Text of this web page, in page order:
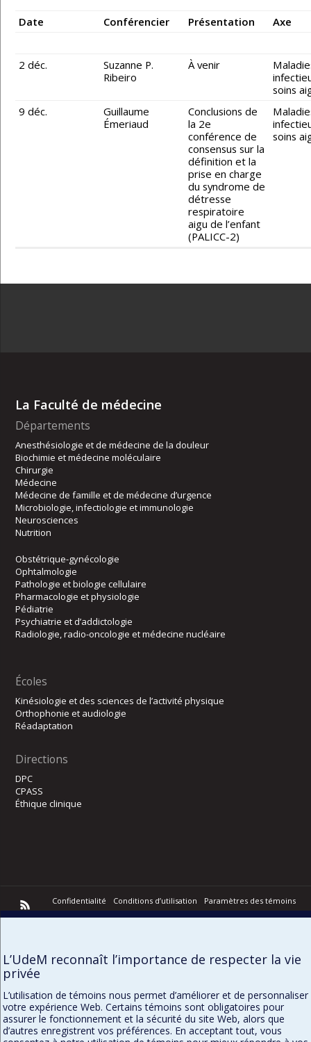
Date Conférencier Présentation Axe
2 déc.
Suzanne P.
Ribeiro
À venir
soins
9 déc.
Guillaume
Émeriaud
Conclusions de
la 2e
conférence de
consensus sur la
définition et la
prise en charge
du syndrome de
détresse
respiratoire
aigu de l’enfant
(PALICC-2)
soins
La Faculté de médecine
Départements
Anesthésiologie et de médecine de la douleur
Biochimie et médecine moléculaire
Chirurgie
Médecine
Médecine de famille et de médecine d’urgence
Microbiologie, infectiologie et immunologie
Neurosciences
Nutrition
Obstétrique-gynécologie
Ophtalmologie
Pathologie et biologie cellulaire
Pharmacologie et physiologie
Pédiatrie
Psychiatrie et d’addictologie
Radiologie, radio-oncologie et médecine nucléaire
Écoles
Kinésiologie et des sciences de l’activité physique
Orthophonie et audiologie
Réadaptation
Directions
DPC
CPASS
Éthique clinique
Confidentialité Conditions d’utilisation Paramètres des témoins
L’UdeM reconnaît l’importance de respecter la vie
privée
L’utilisation de témoins nous permet d’améliorer et de personnaliser
votre expérience Web. Certains témoins sont obligatoires pour
assurer le fonctionnement et la sécurité du site Web, alors que
d’autres enregistrent vos préférences. En acceptant tout, vous